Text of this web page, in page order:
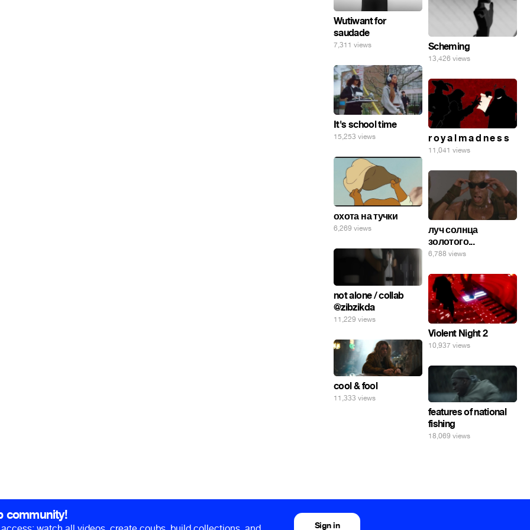
Wutiwant for
saudade
7,311 views Scheming
13,426 views
It's school time
15,253 views r o y a l m a d n e s s
11,041 views
охота на тучки
6,269 views
луч солнца
золотого...
6,788 views
not alone / collab
@zibzikda
11,229 views
Violent Night 2
10,937 views
cool & fool
11,333 views
features of national
fishing
18,069 views
community!
Sign in